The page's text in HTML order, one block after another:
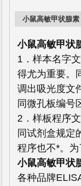
小鼠高敏甲状腺
小鼠高敏甲状
1．样本名字
得尤为重要。
调出吸光度文
同微孔板编号
2．样板程序
同试剂盒规定
程序也不*。
小鼠高敏甲状
各种品牌